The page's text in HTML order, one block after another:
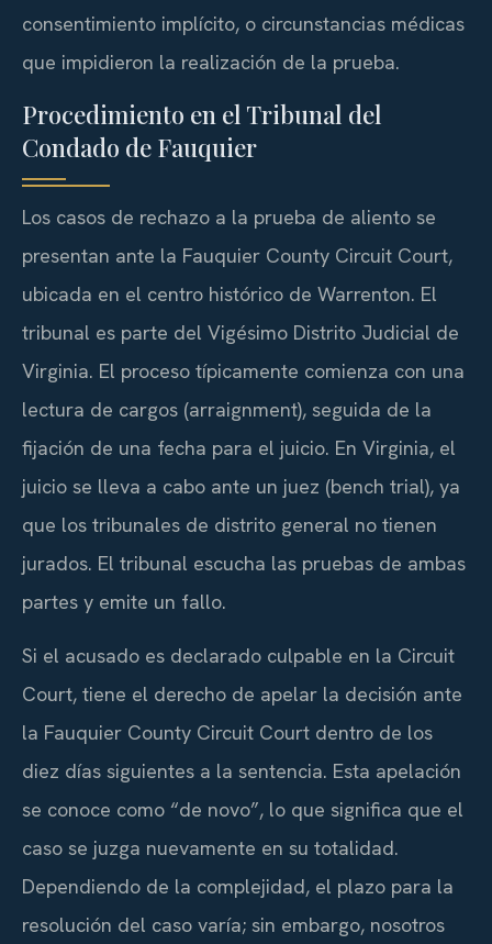
consentimiento implícito, o circunstancias médicas
que impidieron la realización de la prueba.
Procedimiento en el Tribunal del
Condado de Fauquier
Los casos de rechazo a la prueba de aliento se
presentan ante la Fauquier County Circuit Court,
ubicada en el centro histórico de Warrenton. El
tribunal es parte del Vigésimo Distrito Judicial de
Virginia. El proceso típicamente comienza con una
lectura de cargos (arraignment), seguida de la
fijación de una fecha para el juicio. En Virginia, el
juicio se lleva a cabo ante un juez (bench trial), ya
que los tribunales de distrito general no tienen
jurados. El tribunal escucha las pruebas de ambas
partes y emite un fallo.
Si el acusado es declarado culpable en la Circuit
Court, tiene el derecho de apelar la decisión ante
la Fauquier County Circuit Court dentro de los
diez días siguientes a la sentencia. Esta apelación
se conoce como “de novo”, lo que significa que el
caso se juzga nuevamente en su totalidad.
Dependiendo de la complejidad, el plazo para la
resolución del caso varía; sin embargo, nosotros